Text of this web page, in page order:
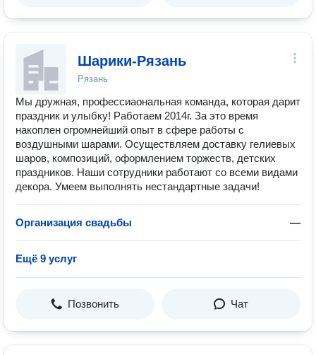
Шарики-Рязань
Рязань
Мы дружная, профессиаональная команда, которая дарит
праздник и улыбку! Работаем 2014г. За это время
накоплен огромнейший опыт в сфере работы с
воздушными шарами. Осуществляем доставку гелиевых
шаров, композиций, оформлением торжеств, детских
праздников. Наши сотрудники работают со всеми видами
декора. Умеем выполнять нестандартные задачи!
Организация свадьбы —
Ещё 9 услуг
Позвонить Чат